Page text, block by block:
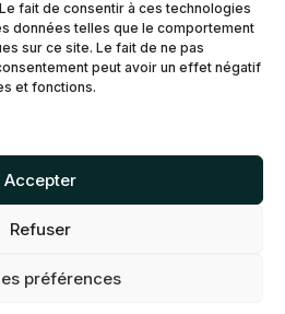
fait de consentir à ces technologies
données telles que le comportement
sur ce site. Le fait de ne pas
peut avoir un effet négatif
et fonctions.
Accepter
Refuser
préférences
et
(CA)
Capital. Tous
-
My Little
web